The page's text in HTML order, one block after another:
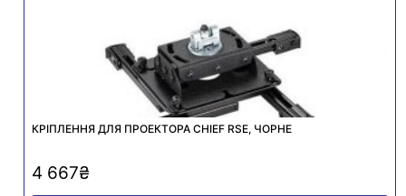
КРІПЛЕННЯ ДЛЯ ПРОЕКТОРА CHIEF RSE, ЧОРНЕ
4 667₴